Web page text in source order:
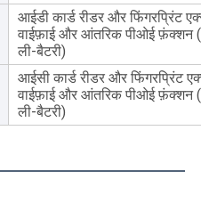
आईडी कार्ड रीडर और फिंगरप्रिंट
वाईफ़ाई और आंतरिक पीओई फ़ंक्शन
ली-बैटरी)
आईसी कार्ड रीडर और फिंगरप्रिंट
वाईफ़ाई और आंतरिक पीओई फ़ंक्शन
ली-बैटरी)